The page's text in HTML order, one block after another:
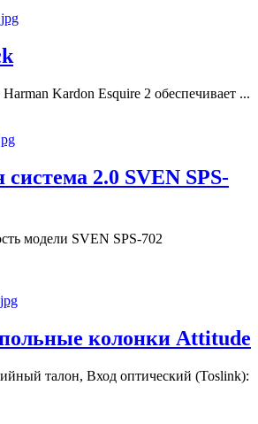
Kardon Esquire 2 обеспечивает ...
система 2.0 SVEN SPS-
модели SVEN SPS-702
колонки Attitude
талон, Вход оптический (Toslink):